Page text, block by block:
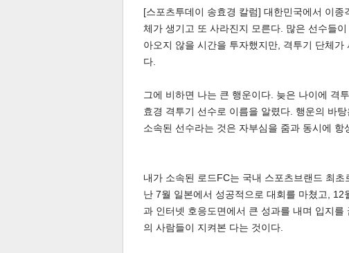
[스포츠투데이 송효경 칼럼] 대한민국에서 이
체가 생기고 또 사라진지 모른다. 많은 선수들
아오지 않을 시간을 투자했지만, 격투기 단체
다.
그에 비하면 나는 큰 행운이다. 늦은 나이에 격
효경 격투기 선수로 이름을 알렸다. 행운의 바
소속된 선수라는 것은 자부심을 줌과 동시에 항
내가 소속된 로드FC는 국내 스포츠브랜드 최
난 7월 일본에서 성공적으로 대회를 마쳤고,
과 인터넷 호응도면에서 큰 성과를 내며 입지
의 사람들이 지켜본 다는 것이다.